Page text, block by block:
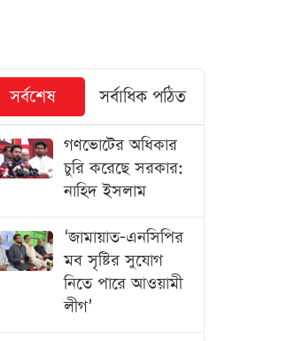
সর্বশেষ সর্বাধিক পঠিত
গণভোটের অধিকার
চুরি করেছে সরকার:
নাহিদ ইসলাম
‘জামায়াত-এনসিপির
মব সৃষ্টির সুযোগ
নিতে পারে আওয়ামী
লীগ’